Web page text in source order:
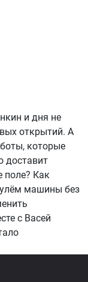
и дня не
открытий. А
которые
доставит
поле? Как
машины без
с Васей